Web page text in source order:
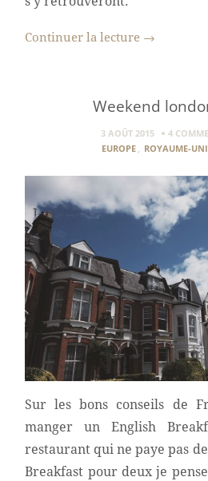
Continuer la lecture →
Weekend
3 AOÛT 2015
4
EUROPE
ROYAUME-UNI
Sur les bons conseils de
manger un English
restaurant qui ne paye pas
Breakfast pour deux je